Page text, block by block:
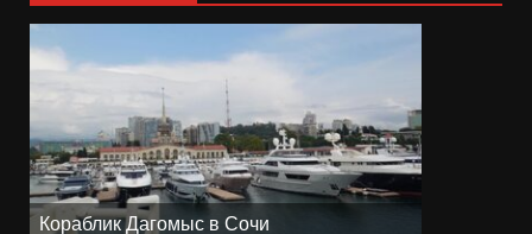
Кораблик Дагомыс в Сочи